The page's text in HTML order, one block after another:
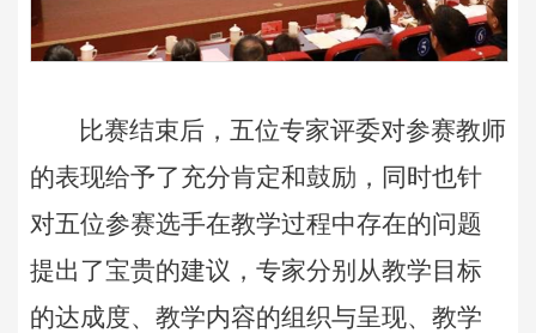
比赛结束后，五位专家评委对参赛教师
的表现给予了充分肯定和鼓励，同时也针
对五位参赛选手在教学过程中存在的问题
提出了宝贵的建议，专家分别从教学目标
的达成度、教学内容的组织与呈现、教学